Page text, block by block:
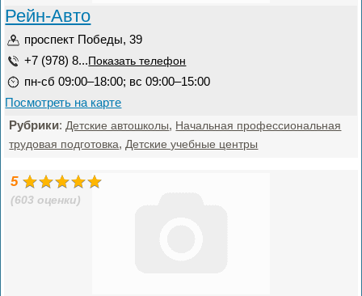
Рейн-Авто
проспект Победы, 39
+7 (978) 8... Показать телефон
пн-сб 09:00–18:00; вс 09:00–15:00
Посмотреть на карте
Рубрики: Детские автошколы, Начальная профессиональная
трудовая подготовка, Детские учебные центры
5
(603 оценки)